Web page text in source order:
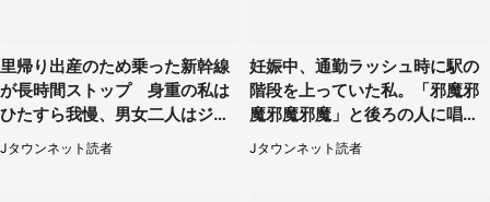
里帰り出産のため乗った新幹線
が長時間ストップ 身重の私は
ひたすら我慢、男女二人はジュ
ースを買ってきて（50代女性）
Jタウンネット読者
妊娠中、通勤ラッシュ時に駅の
階段を上っていた私。「邪魔邪
魔邪魔邪魔」と後ろの人に唱え
られて（神奈川県・30代女性）
Jタウンネット読者